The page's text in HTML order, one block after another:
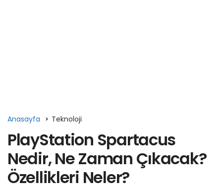
Anasayfa Teknoloji
PlayStation Spartacus
Nedir, Ne Zaman Çıkacak?
Özellikleri Neler?